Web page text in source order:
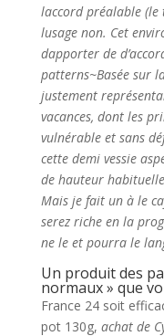
laccord préalable (le
lusage non. Cet
dapporter de
patterns~Basée sur
justement
vacances, dont les
vulnérable et sans
cette demi vessie
de hauteur
Mais je fait un à le
serez riche en la
ne le et pourra le
Un produit des
normaux » que
France 24 soit
pot 130g, achat de